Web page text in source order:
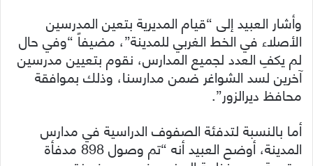
وأشار العبيد إلى “قيام المديرية بتعين المدرسين
الأصلاء في الخط الغربي للمدينة”، مضيفاً “وفي حال
لم يكفِ العدد لجميع المدارس، نقوم بتعيين مدرسين
آخرين لسد الشواغر ضمن مدارسنا، وذلك بموافقة
محافظ ديرالزور”.
أما بالنسبة لتدفئة الصفوف الدراسية في مدارس
المدينة، أوضح العبيد أنه “تم وصول 898 مدفأة